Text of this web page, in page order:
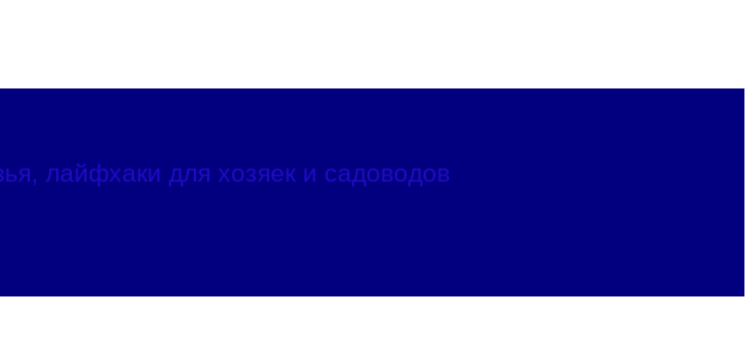
лайфхаки для хозяек и садоводов